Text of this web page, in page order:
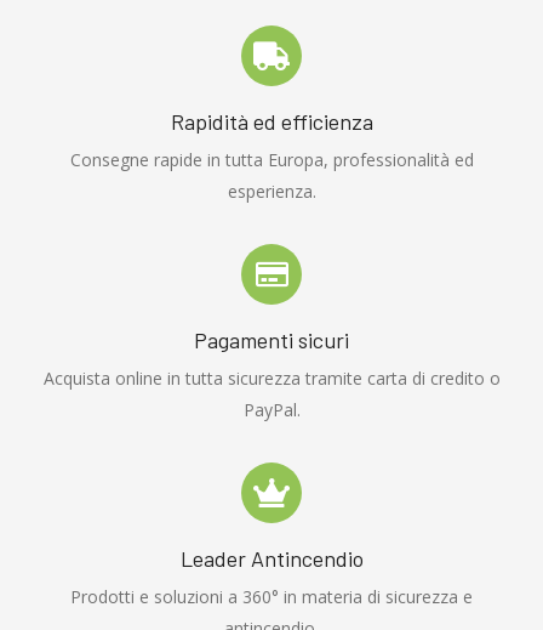
Rapidità ed efficienza
Consegne rapide in tutta Europa, professionalità ed
esperienza.
Pagamenti sicuri
Acquista online in tutta sicurezza tramite carta di credito o
PayPal.
Leader Antincendio
Prodotti e soluzioni a 360° in materia di sicurezza e